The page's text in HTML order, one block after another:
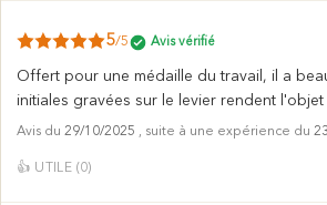
5/5 Avis vérifié
Offert pour une médaille du travail, il a
initiales gravées sur le levier rendent
Avis du 29/10/2025 , suite à une expérience du
👍 UTILE (0)